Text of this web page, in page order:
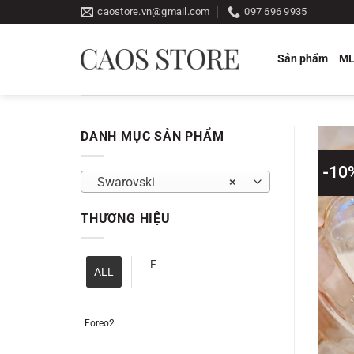
qua
caostore.vn@gmail.com 097 696 9935
Sản phẩm
DANH MỤC SẢN PHẨM
×
Swarovski
THƯƠNG HIỆU
ALL
F
Foreo2
-